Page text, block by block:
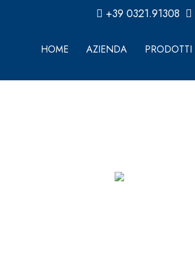
+39 0321.91308
HOME AZIENDA PRODOTTI